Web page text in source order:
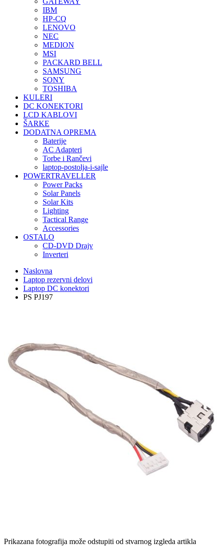
IBM
HP-CQ
LENOVO
NEC
MEDION
MSI
PACKARD BELL
SAMSUNG
SONY
TOSHIBA
KULERI
DC KONEKTORI
LCD KABLOVI
ŠARKE
DODATNA OPREMA
Baterije
AC Adapteri
Torbe i Rančevi
laptop-postolja-i-sajle
POWERTRAVELLER
Power Packs
Solar Panels
Solar Kits
Lighting
Tactical Range
Accessories
OSTALO
CD-DVD Drajv
Inverteri
Naslovna
Laptop rezervni delovi
Laptop DC konektori
PS PJ197
Prikazana fotografija može odstupiti od stvarnog izgleda artikla